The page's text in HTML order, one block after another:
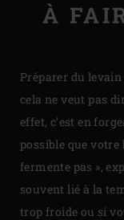
À
Préparer du levain
cela ne veut pas
effet, c’est en
possible que
fermente pas »,
souvent lié à la
trop froide ou si